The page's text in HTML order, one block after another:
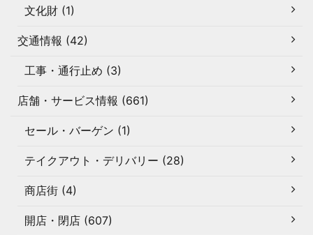
文化財 (1)
交通情報 (42)
工事・通行止め (3)
店舗・サービス情報 (661)
セール・バーゲン (1)
テイクアウト・デリバリー (28)
商店街 (4)
開店・閉店 (607)